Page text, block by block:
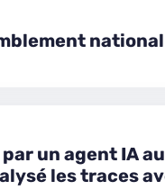
un agent IA
les traces